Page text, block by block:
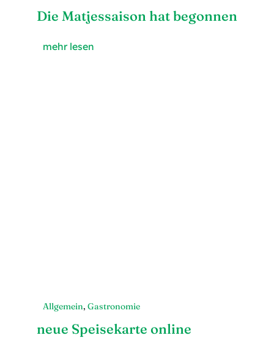
Die Matjessaison hat begonnen
mehr lesen
Allgemein, Gastronomie
neue Speisekarte online